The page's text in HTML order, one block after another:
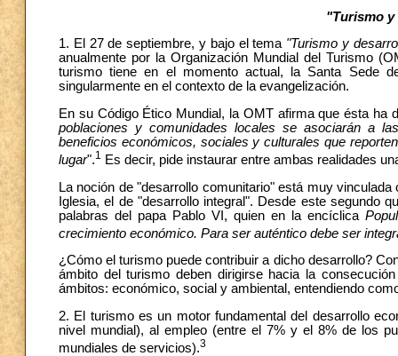
"Turismo
1. El 27 de septiembre, y bajo el tema "Turismo y
anualmente por la Organización Mundial del Turismo
turismo tiene en el momento actual, la Santa Sede
singularmente en el contexto de la evangelización.
En su Código Ético Mundial, la OMT afirma que ésta ha
poblaciones y comunidades locales se asociarán a
beneficios económicos, sociales y culturales que
lugar".1 Es decir, pide instaurar entre ambas realidades
La noción de "desarrollo comunitario" está muy
Iglesia, el de "desarrollo integral". Desde este segundo
palabras del papa Pablo VI, quien en la encíclica
crecimiento económico. Para ser auténtico debe ser
¿Cómo el turismo puede contribuir a dicho desarrollo?
ámbito del turismo deben dirigirse hacia la
ámbitos: económico, social y ambiental, entendiendo
2. El turismo es un motor fundamental del desarrollo
nivel mundial), al empleo (entre el 7% y el 8% de los
mundiales de servicios).3